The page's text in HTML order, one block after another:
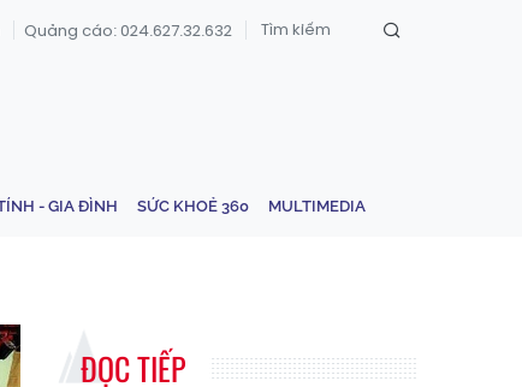
Quảng cáo: 024.627.32.632
- GIA ĐÌNH SỨC KHOẺ 360 MULTIMEDIA
ĐỌC TIẾP